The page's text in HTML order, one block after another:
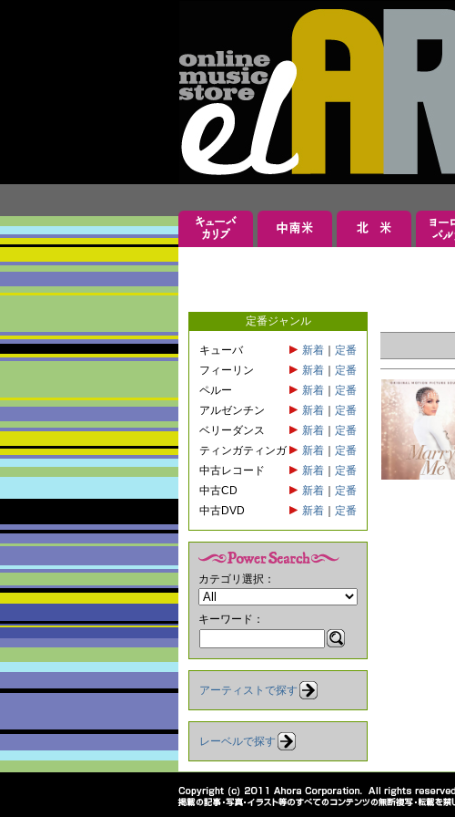
定番ジャンル
キューバ 新着
定番
フィーリン
新着
定番
ペルー
新着
定番
アルゼンチン
新着
定番
ベリーダンス
新着
定番
ティンガティンガ
新着
定番
中古レコード
新着
定番
中古CD
新着
定番
中古DVD
新着 定番
カテゴリ選択：
キーワード：
アーティストで探す
レーベルで探す